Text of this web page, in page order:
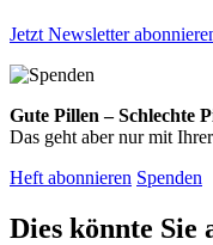
Jetzt Newsletter
Gute Pillen – Schlechte
Das geht aber nur mit
Heft abonnieren Spenden
Dies könnte Sie